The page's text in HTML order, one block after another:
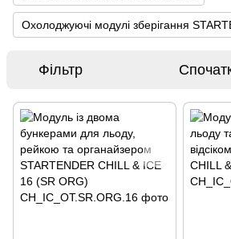
Охолоджуючі модулі зберігання
Фільтр